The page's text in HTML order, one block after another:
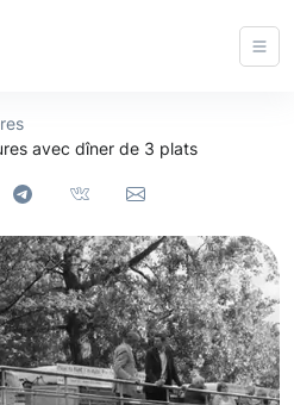
avec dîner de 3 plats